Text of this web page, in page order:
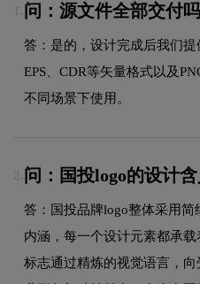
问：源文件全部交付
答：是的，设计完成后我们
EPS、CDR等矢量格式以及
不同场景下使用。
2. 问：国投logo的设计
答：国投品牌logo整体采用
内涵，每一个设计元素都承载
标志通过精炼的视觉语言，